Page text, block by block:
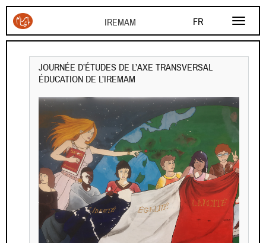
FR
AR
EN
Aller au contenu principal
JOURNÉE D’ÉTUDES DE L’AXE TRANSVERSAL
ÉDUCATION DE L’IREMAM